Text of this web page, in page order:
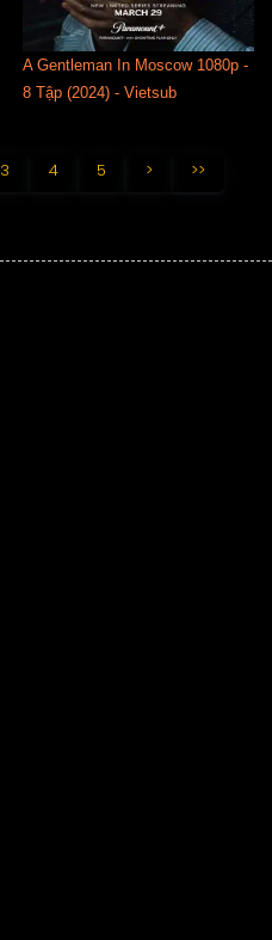
A Gentleman In Moscow 1080p -
8 Tập (2024) - Vietsub
3 4 5 > >>